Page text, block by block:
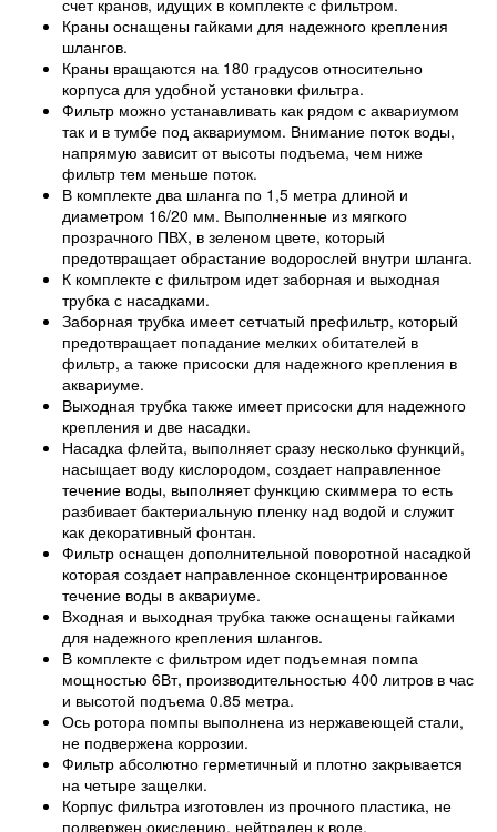
счет кранов, идущих в комплекте с фильтром.
Краны оснащены гайками для надежного крепления
шлангов.
Краны вращаются на 180 градусов относительно
корпуса для удобной установки фильтра.
Фильтр можно устанавливать как рядом с аквариумом
так и в тумбе под аквариумом. Внимание поток воды,
напрямую зависит от высоты подъема, чем ниже
фильтр тем меньше поток.
В комплекте два шланга по 1,5 метра длиной и
диаметром 16/20 мм. Выполненные из мягкого
прозрачного ПВХ, в зеленом цвете, который
предотвращает обрастание водорослей внутри шланга.
К комплекте с фильтром идет заборная и выходная
трубка с насадками.
Заборная трубка имеет сетчатый префильтр, который
предотвращает попадание мелких обитателей в
фильтр, а также присоски для надежного крепления в
аквариуме.
Выходная трубка также имеет присоски для надежного
крепления и две насадки.
Насадка флейта, выполняет сразу несколько функций,
насыщает воду кислородом, создает направленное
течение воды, выполняет функцию скиммера то есть
разбивает бактериальную пленку над водой и служит
как декоративный фонтан.
Фильтр оснащен дополнительной поворотной насадкой
которая создает направленное сконцентрированное
течение воды в аквариуме.
Входная и выходная трубка также оснащены гайками
для надежного крепления шлангов.
В комплекте с фильтром идет подъемная помпа
мощностью 6Вт, производительностью 400 литров в час
и высотой подъема 0.85 метра.
Ось ротора помпы выполнена из нержавеющей стали,
не подвержена коррозии.
Фильтр абсолютно герметичный и плотно закрывается
на четыре защелки.
Корпус фильтра изготовлен из прочного пластика, не
подвержен окислению, нейтрален к воде.